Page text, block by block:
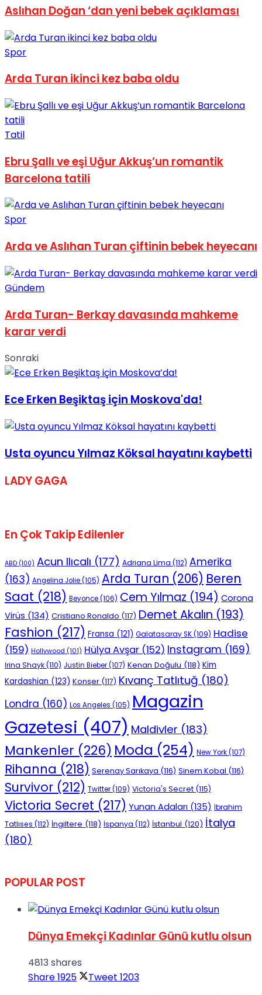
No Result
View All Result
Aslıhan Doğan ‘dan yeni bebek açıklaması
Spor
Arda Turan ikinci kez baba oldu
Tatil
Ebru Şallı ve eşi Uğur Akkuş’un romantik
Barcelona tatili
Spor
Arda ve Aslıhan Turan çiftinin bebek heyecanı
Gündem
Arda Turan- Berkay davasında mahkeme
karar verdi
Sonraki
Ece Erken Beşiktaş için Moskova'da!
Usta oyuncu Yılmaz Köksal hayatını kaybetti
LADY GAGA
En Çok Takip Edilenler
ABD (100) Acun Ilıcalı (177) Adriana Lima (112) Amerika
(163) Angelina Jolie(105) Arda Turan (206) Beren
Saat (218) Beyonce(106) Cem Yılmaz (194) Corona
Virüs (134) Cristiano Ronaldo (117) Demet Akalın (193)
Fashion (217) Fransa (121) Galatasaray SK(109) Hadise
(159) Hollywood (101) Hülya Avşar (152) Instagram (169)
Irina Shayk(110) Justin Bieber(107) Kenan Doğulu (118) Kim
Kardashian (123) Konser (117) Kıvanç Tatlıtuğ (180)
Londra (160) Los Angeles (105) Magazin
Gazetesi (407) Maldivler (183)
Mankenler (226) Moda (254) New York(107)
Rihanna (218) Serenay Sarıkaya (116) Sinem Kobal (116)
Survivor (212) Twitter(109) Victoria's Secret (115)
Victoria Secret (217) Yunan Adaları (135) İbrahim
Tatlıses (112) İngiltere (118) İspanya (112) İstanbul (120) İtalya
(180)
POPULAR POST
Dünya Emekçi Kadınlar Günü kutlu olsun
4813 shares
Share1925 Tweet 1203